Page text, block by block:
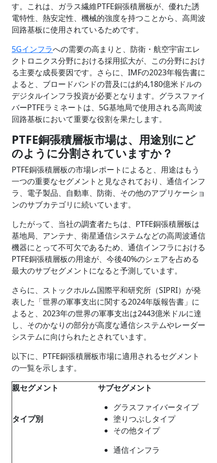
す。これは、ガラス繊維PTFE銅張積層板が、優れた誘
電特性、熱安定性、機械的強度を持つことから、高周波
回路基板に使用されているためです。
5Gインフラへの需要の高まりと、防衛・航空宇宙エレ
クトロニクス分野における採用拡大が、この分野におけ
る主要な成長要因です。さらに、IMFの2023年報告書に
よると、ブロードバンドの普及には約4,180億米ドルの
デジタルインフラ投資が必要となります。グラスファイ
バーPTFEラミネートは、5G基地局で使用される高周波
回路基板において重要な役割を果たします。
PTFE銅張積層板市場は、用途別にど
のように分割されていますか？
PTFE銅張積層板の市場レポートによると、用途はもう
一つの重要なセグメントと見なされており、通信インフ
ラ、電子製品、自動車、防衛、その他のアプリケーショ
ンのサブカテゴリに続いています。
したがって、当社の調査者たちは、PTFE銅張積層板は
基地局、アンテナ、衛星通信システムなどの高周波通信
機器にとって不可欠であるため、通信インフラにおける
PTFE銅張積層板の用途が、今後40%のシェアを占める
最大のサブセグメントになると予測しています。
さらに、ストックホルム国際平和研究所（SIPRI）が発
表した「世界の軍事支出に関する2024年版報告書」に
よると、2023年の世界の軍事支出は2443億米ドルに達
し、そのかなりの部分が高度な通信システムやレーダー
システムに向けられたとされています。
以下に、PTFE銅張積層板市場に適用されるセグメント
の一覧を示します。
親セグメント
サブセグメント
タイプ別
グラスファイバータイプ
塗りつぶしタイプ
その他タイプ
通信インフラ